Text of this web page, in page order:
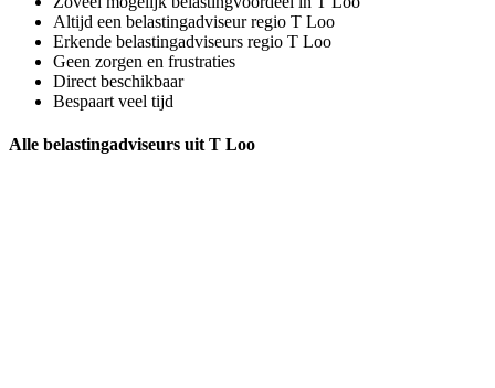
Altijd een belastingadviseur regio T Loo
Erkende belastingadviseurs regio T Loo
Geen zorgen en frustraties
Direct beschikbaar
Bespaart veel tijd
Alle belastingadviseurs uit T Loo